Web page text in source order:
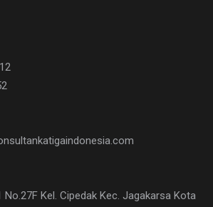
No.27F Kel. Cipedak Kec. Jagakarsa Kota